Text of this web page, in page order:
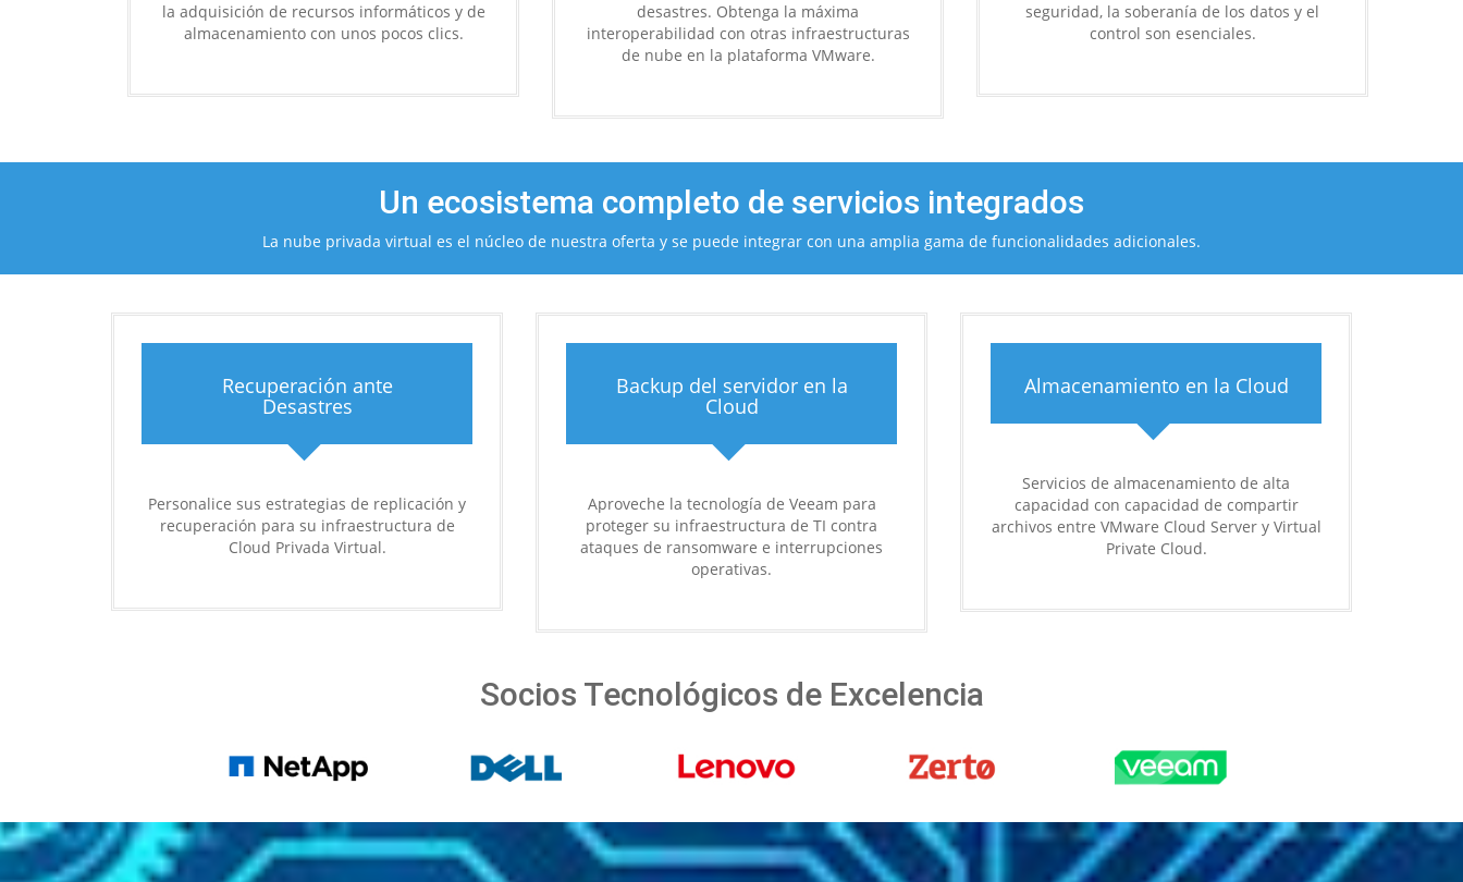
la adquisición de recursos informáticos y de
almacenamiento con unos pocos clics.
desastres. Obtenga la máxima
interoperabilidad con otras infraestructuras
de nube en la plataforma VMware.
seguridad, la soberanía de los datos y el
control son esenciales.
Un ecosistema completo de servicios integrados
La nube privada virtual es el núcleo de nuestra oferta y se puede integrar con una amplia gama de funcionalidades adicionales.
Recuperación ante
Desastres
Personalice sus estrategias de replicación y
recuperación para su infraestructura de
Cloud Privada Virtual.
Backup del servidor en la
Cloud
Aproveche la tecnología de Veeam para
proteger su infraestructura de TI contra
ataques de ransomware e interrupciones
operativas.
Almacenamiento en la Cloud
Servicios de almacenamiento de alta
capacidad con capacidad de compartir
archivos entre VMware Cloud Server y Virtual
Private Cloud.
Socios Tecnológicos de Excelencia